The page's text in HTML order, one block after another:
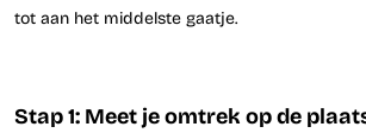
tot aan het middelste gaatje.
Stap 1: Meet je omtrek op de